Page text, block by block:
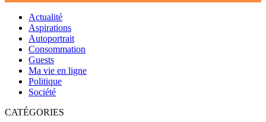
Actualité
Aspirations
Autoportrait
Consommation
Guests
Ma vie en ligne
Politique
Société
CATÉGORIES